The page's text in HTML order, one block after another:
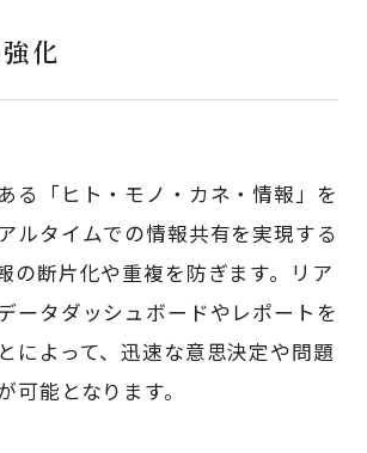
化
る「ヒト・モノ・カネ・情報」を
ルタイムでの情報共有を実現する
の断片化や重複を防ぎます。リア
ータダッシュボードやレポートを
によって、迅速な意思決定や問題
可能となります。